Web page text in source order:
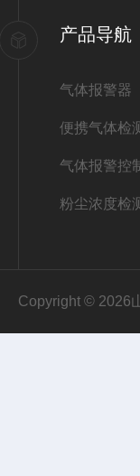
产品导航
气体报警器
便携气体检
气体报警控
粉尘浓度检
Copyright © 2026